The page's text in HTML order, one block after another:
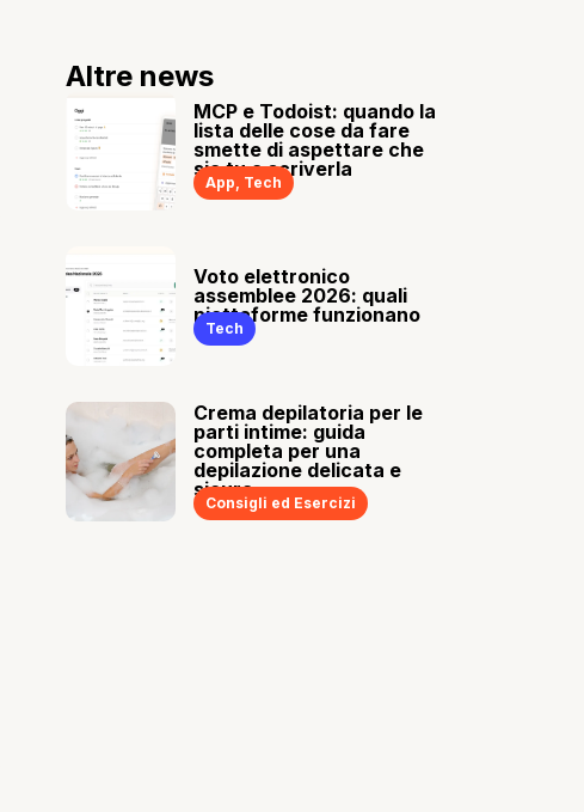
Altre news
MCP e Todoist: quando la
lista delle cose da fare
smette di aspettare che
sia tu a scriverla
App, Tech
Voto elettronico
assemblee 2026: quali
piattaforme funzionano
Tech
Crema depilatoria per le
parti intime: guida
completa per una
depilazione delicata e
sicura
Consigli ed Esercizi